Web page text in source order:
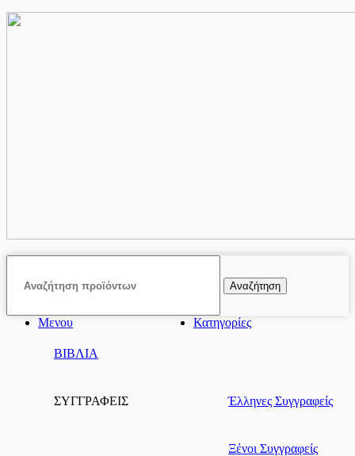
Αναζήτηση
Μενου Κατηγορίες
ΒΙΒΛΙΑ
ΣΥΓΓΡΑΦΕΙΣ Έλληνες Συγγραφείς
Ξένοι Συγγραφείς